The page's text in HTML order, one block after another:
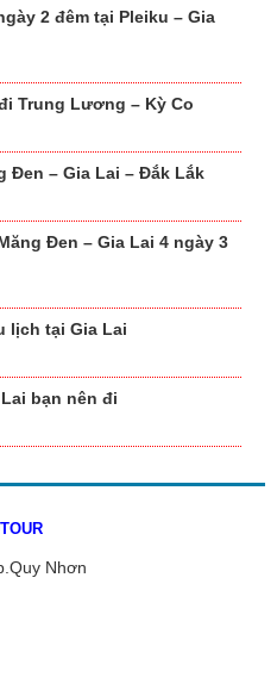
2 đêm tại Pleiku – Gia
Trung Lương – Kỳ Co
Đen – Gia Lai – Đắk Lắk
Đen – Gia Lai 4 ngày 3
lịch tại Gia Lai
bạn nên đi
Nhơn